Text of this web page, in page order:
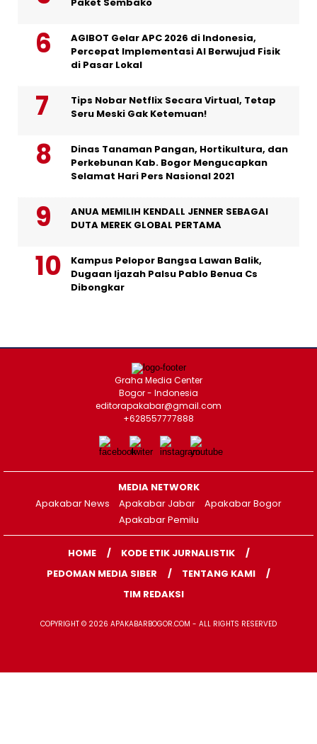
AGIBOT Gelar APC 2026 di Indonesia,
Percepat Implementasi AI Berwujud Fisik
di Pasar Lokal
Tips Nobar Netflix Secara Virtual, Tetap
Seru Meski Gak Ketemuan!
Dinas Tanaman Pangan, Hortikultura, dan
Perkebunan Kab. Bogor Mengucapkan
Selamat Hari Pers Nasional 2021
ANUA MEMILIH KENDALL JENNER SEBAGAI
DUTA MEREK GLOBAL PERTAMA
Kampus Pelopor Bangsa Lawan Balik,
Dugaan Ijazah Palsu Pablo Benua Cs
Dibongkar
Graha Media Center
Bogor - Indonesia
editorapakabar@gmail.com
+628557777888
MEDIA NETWORK
Apakabar News
Apakabar Jabar
Apakabar Bogor
Apakabar Pemilu
HOME
KODE ETIK JURNALISTIK
PEDOMAN MEDIA SIBER
TENTANG KAMI
TIM REDAKSI
COPYRIGHT © 2026 APAKABARBOGOR.COM - ALL RIGHTS RESERVED